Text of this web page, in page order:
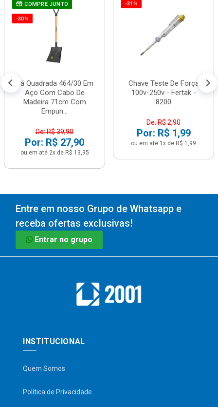
COMPRE JUNTO
-30%
Pá Quadrada 464/30 Em
Aço Com Cabo De
Madeira 71cm Com
Empun...
De: R$ 39,90
Por: R$ 27,90
ou em até 2x de R$ 13,95
-31%
Chave Teste De Força
100v-250v - Fertak -
8200
De: R$ 2,90
Por: R$ 1,99
ou em até 1x de R$ 1,99
Entre em nosso Grupo de Whatsapp e
receba ofertas exclusivas!
Entrar no grupo
INSTITUCIONAL
Quem Somos
Política de Privacidade